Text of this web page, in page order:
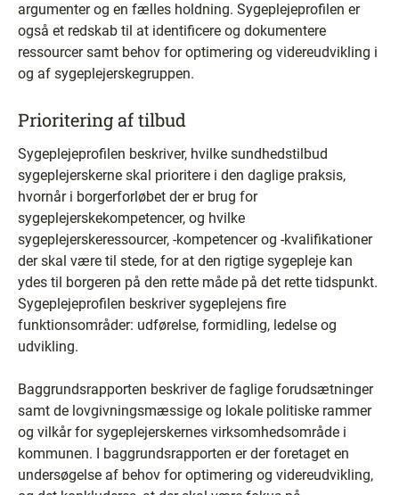
argumenter og en fælles holdning. Sygeplejeprofilen er
også et redskab til at identificere og dokumentere
ressourcer samt behov for optimering og videreudvikling i
og af sygeplejerskegruppen.
Prioritering af tilbud
Sygeplejeprofilen beskriver, hvilke sundhedstilbud
sygeplejerskerne skal prioritere i den daglige praksis,
hvornår i borgerforløbet der er brug for
sygeplejerskekompetencer, og hvilke
sygeplejerskeressourcer, -kompetencer og -kvalifikationer
der skal være til stede, for at den rigtige sygepleje kan
ydes til borgeren på den rette måde på det rette tidspunkt.
Sygeplejeprofilen beskriver sygeplejens fire
funktionsområder: udførelse, formidling, ledelse og
udvikling.
Baggrundsrapporten beskriver de faglige forudsætninger
samt de lovgivningsmæssige og lokale politiske rammer
og vilkår for sygeplejerskernes virksomhedsområde i
kommunen. I baggrundsrapporten er der foretaget en
undersøgelse af behov for optimering og videreudvikling,